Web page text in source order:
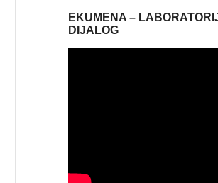
EKUMENA –
DIJALOG